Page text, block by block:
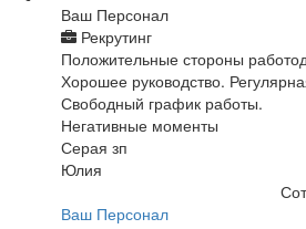
Ваш Персонал
Рекрутинг
Положительные стороны
Хорошее руководство.
Свободный график работы.
Негативные моменты
Серая зп
Юлия
Ваш Персонал